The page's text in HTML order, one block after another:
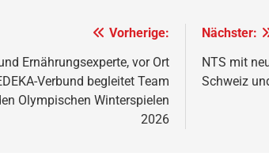
Vorherige:
Ernährungsexperte, vor Ort
Verbund begleitet Team
Olympischen Winterspielen
2026
Nächster:
NTS mit
Schweiz